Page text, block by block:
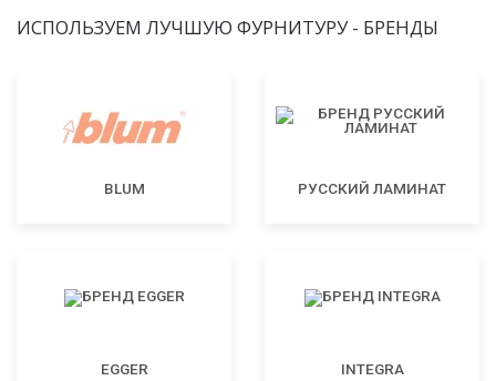
ИСПОЛЬЗУЕМ ЛУЧШУЮ ФУРНИТУРУ - БРЕНДЫ
BLUM РУССКИЙ ЛАМИНАТ
EGGER INTEGRA